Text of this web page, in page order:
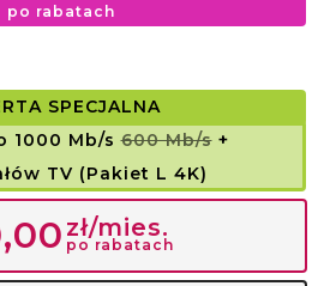
po rabatach
SPECJALNA
1000 Mb/s600 Mb/s+
TV (Pakiet L 4K)
zł/mies.
po rabatach